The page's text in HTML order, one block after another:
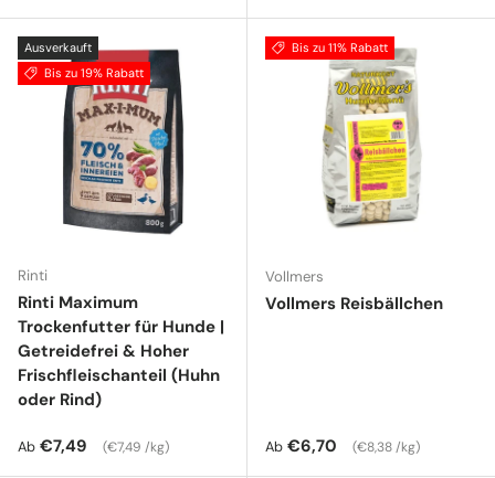
Ausverkauft
Bis zu 19% Rabatt
Rinti
Rinti Maximum
Trockenfutter für Hunde |
Getreidefrei & Hoher
Frischfleischanteil (Huhn
oder Rind)
Normaler Preis
Ab €7,49 Grundpreis
€7,49 /kg
Bis zu 11% Rabatt
Vollmers
Vollmers Reisbällchen
Normaler Preis
Ab €6,70 Grundpreis
€8,38 /kg